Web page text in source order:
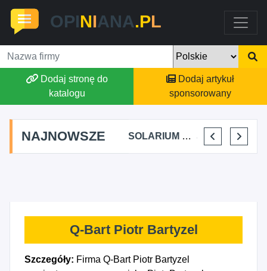
OPINIANA.PL
Dodaj stronę do
katalogu
Dodaj artykuł
sponsorowany
NAJNOWSZE
SABINA SZAŁYGA "PERFEKT" SOLARIUM CALIFORNIA MARCIN KOTAS SKLEP ODZIEŻOWY BOGDAN WIKTOROWSKI
Q-Bart Piotr Bartyzel
Szczegóły: Firma Q-Bart Piotr Bartyzel